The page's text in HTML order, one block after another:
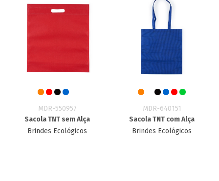
MDR-550957
Sacola TNT sem Alça
Brindes Ecológicos
MDR-640151
Sacola TNT com Alça
Brindes Ecológicos